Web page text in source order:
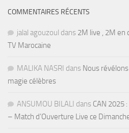
COMMENTAIRES RÉCENTS
jalal agouzoul dans 2M live , 2M en
TV Marocaine
MALIKA NASRI dans Nous
magie célèbres
ANSUMOU BILALI dans CAN 2025
– Match d’Ouverture Live ce